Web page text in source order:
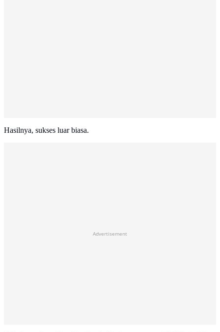
Hasilnya, sukses luar biasa.
Advertisement